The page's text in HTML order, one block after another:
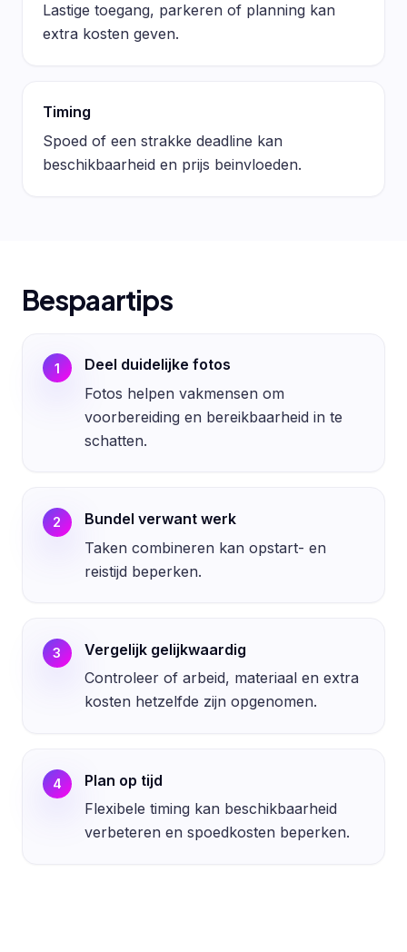
Lastige toegang, parkeren of planning kan
extra kosten geven.
Timing
Spoed of een strakke deadline kan
beschikbaarheid en prijs beinvloeden.
Bespaartips
1
Deel duidelijke fotos
Fotos helpen vakmensen om
voorbereiding en bereikbaarheid in te
schatten.
2
Bundel verwant werk
Taken combineren kan opstart- en
reistijd beperken.
3
Vergelijk gelijkwaardig
Controleer of arbeid, materiaal en extra
kosten hetzelfde zijn opgenomen.
4
Plan op tijd
Flexibele timing kan beschikbaarheid
verbeteren en spoedkosten beperken.